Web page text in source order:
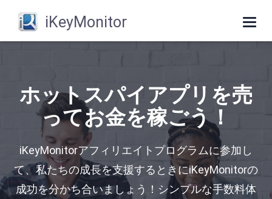
iKeyMonitor
ホットスパイアプリを売
ってお金を稼ごう！
iKeyMonitorアフィリエイトプログラムに参加し
て、私たちの成長を支援するときにiKeyMonitorの
成功を分かち合いましょう！シンプルな手数料体